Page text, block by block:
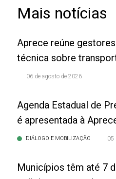
Mais notícias
Aprece reúne
técnica sobre
06 de agosto de 2026
Agenda Estadual de
é apresentada à
DIÁLOGO E MOBILIZAÇÃO 05
Municípios têm até 7